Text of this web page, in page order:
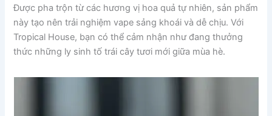
Được pha trộn từ các hương vị hoa quả tự nhiên, sản phẩm
này tạo nên trải nghiệm vape sảng khoái và dễ chịu. Với
Tropical House, bạn có thể cảm nhận như đang thưởng
thức những ly sinh tố trái cây tươi mới giữa mùa hè.